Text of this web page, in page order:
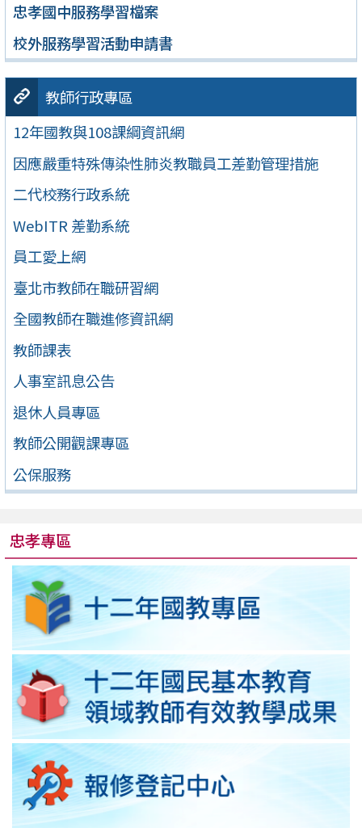
忠孝國中服務學習檔案
校外服務學習活動申請書
教師行政專區
12年國教與108課綱資訊網
因應嚴重特殊傳染性肺炎教職員工差勤管理措施
二代校務行政系統
WebITR 差勤系統
員工愛上網
臺北市教師在職研習網
全國教師在職進修資訊網
教師課表
人事室訊息公告
退休人員專區
教師公開觀課專區
公保服務
忠孝專區